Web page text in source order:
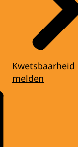
Kwetsbaarheid
melden